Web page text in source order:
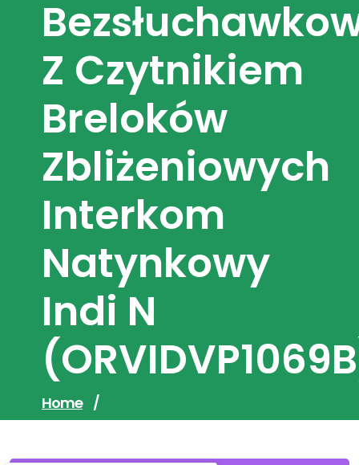
Z Czytnikiem
Breloków
Zbliżeniowych
Interkom
Natynkowy
Indi N
Home /